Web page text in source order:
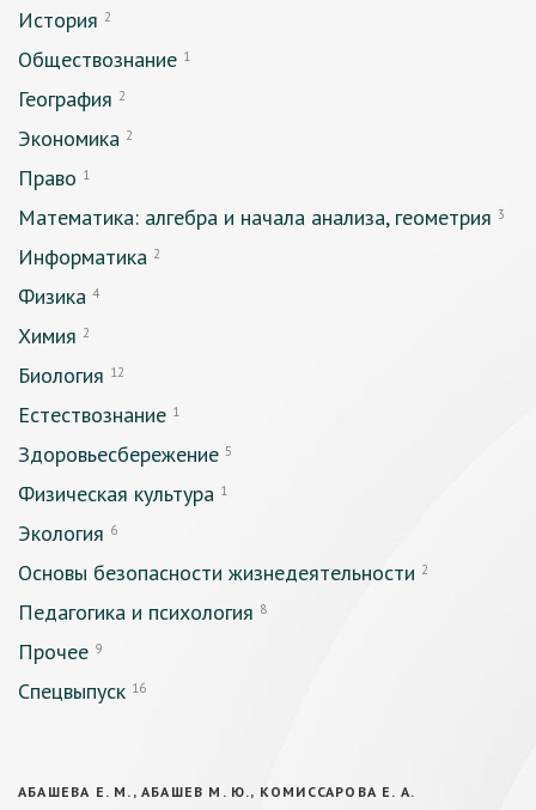
История 2
Обществознание 1
География 2
Экономика 2
Право 1
Математика: алгебра и начала анализа, геометрия 3
Информатика 2
Физика 4
Химия 2
Биология 12
Естествознание 1
Здоровьесбережение 5
Физическая культура 1
Экология 6
Основы безопасности жизнедеятельности 2
Педагогика и психология 8
Прочее 9
Спецвыпуск 16
АБАШЕВА Е. М., АБАШЕВ М. Ю., КОМИССАРОВА Е. А.